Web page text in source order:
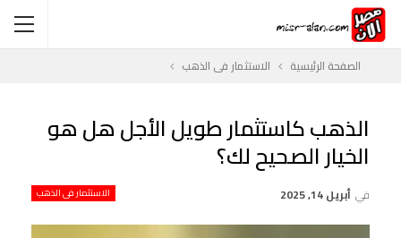
الصفحة الرئيسية الاستثمار فى الذهب
الذهب كاستثمار طويل الأجل هل هو
الخيار الصحيح لك؟
الاستثمار فى الذهب في أبريل 14, 2025